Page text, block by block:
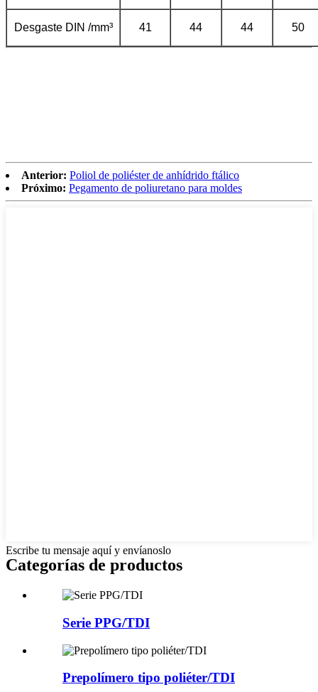
Desgaste DIN /mm³ 41 44 44 50
Anterior: Poliol de poliéster de anhídrido ftálico
Próximo: Pegamento de poliuretano para moldes
Escribe tu mensaje aquí y envíanoslo
Categorías de productos
Serie PPG/TDI
Prepolímero tipo poliéter/TDI